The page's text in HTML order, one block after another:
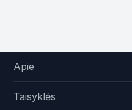
Apie
Taisyklės